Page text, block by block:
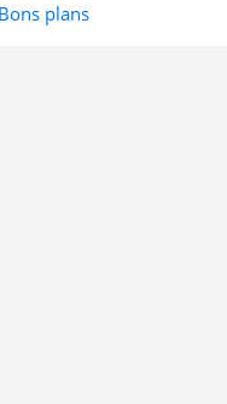
Bons plans